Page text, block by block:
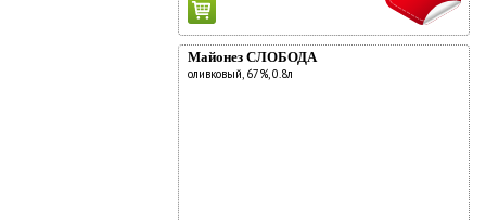
Майонез СЛОБОДА
оливковый, 67%, 0.8л